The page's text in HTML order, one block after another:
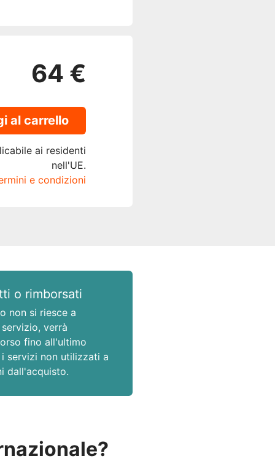
64 €
al carrello
ai residenti
nell'UE.
e condizioni
o rimborsati
non si riesce a
verrà
fino all'ultimo
servizi non utilizzati a
dall'acquisto.